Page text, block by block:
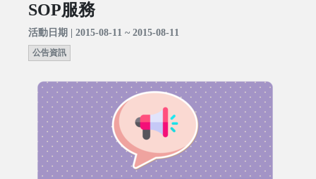
SOP服務
活動日期 | 2015-08-11 ~ 2015-08-11
公告資訊